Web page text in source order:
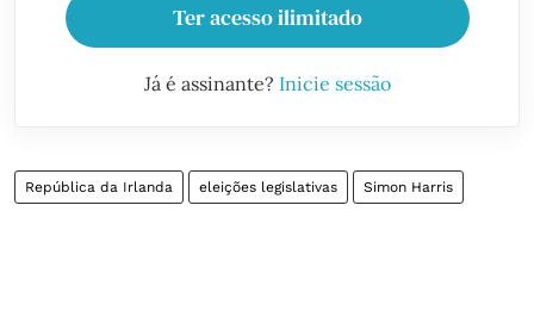
Ter acesso ilimitado
Já é assinante? Inicie sessão
República da Irlanda eleições legislativas Simon Harris